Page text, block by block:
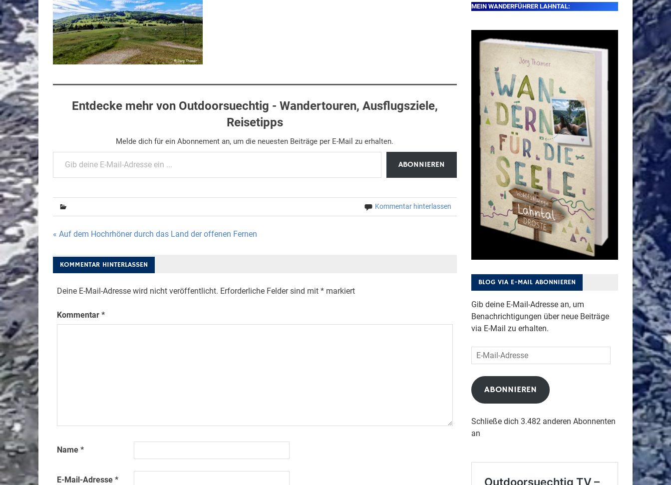
Entdecke mehr von Outdoorsuechtig - Wandertouren, Ausflugsziele,
Reisetipps
Melde dich für ein Abonnement an, um die neuesten Beiträge per E-Mail zu erhalten.
Gib deine E-Mail-Adresse ein ...
ABONNIEREN
Kommentar hinterlassen
Beitragsnavigation
« Auf dem Hochrhöner durch das Land der offenen Fernen
KOMMENTAR HINTERLASSEN
Deine E-Mail-Adresse wird nicht veröffentlicht. Erforderliche Felder sind mit *markiert
Kommentar *
Name *
E-Mail-Adresse *
MEIN WANDERFÜHRER LAHNTAL:
BLOG VIA E-MAIL ABONNIEREN
Gib deine E-Mail-Adresse an, um
Benachrichtigungen über neue Beiträge
via E-Mail zu erhalten.
E-
Mail-
Adresse
ABONNIEREN
Schließe dich 3.482 anderen Abonnenten
an